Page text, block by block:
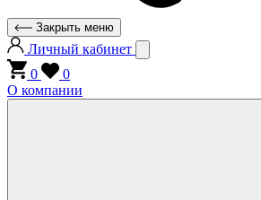
Закрыть меню
Личный кабинет
0
0
О компании